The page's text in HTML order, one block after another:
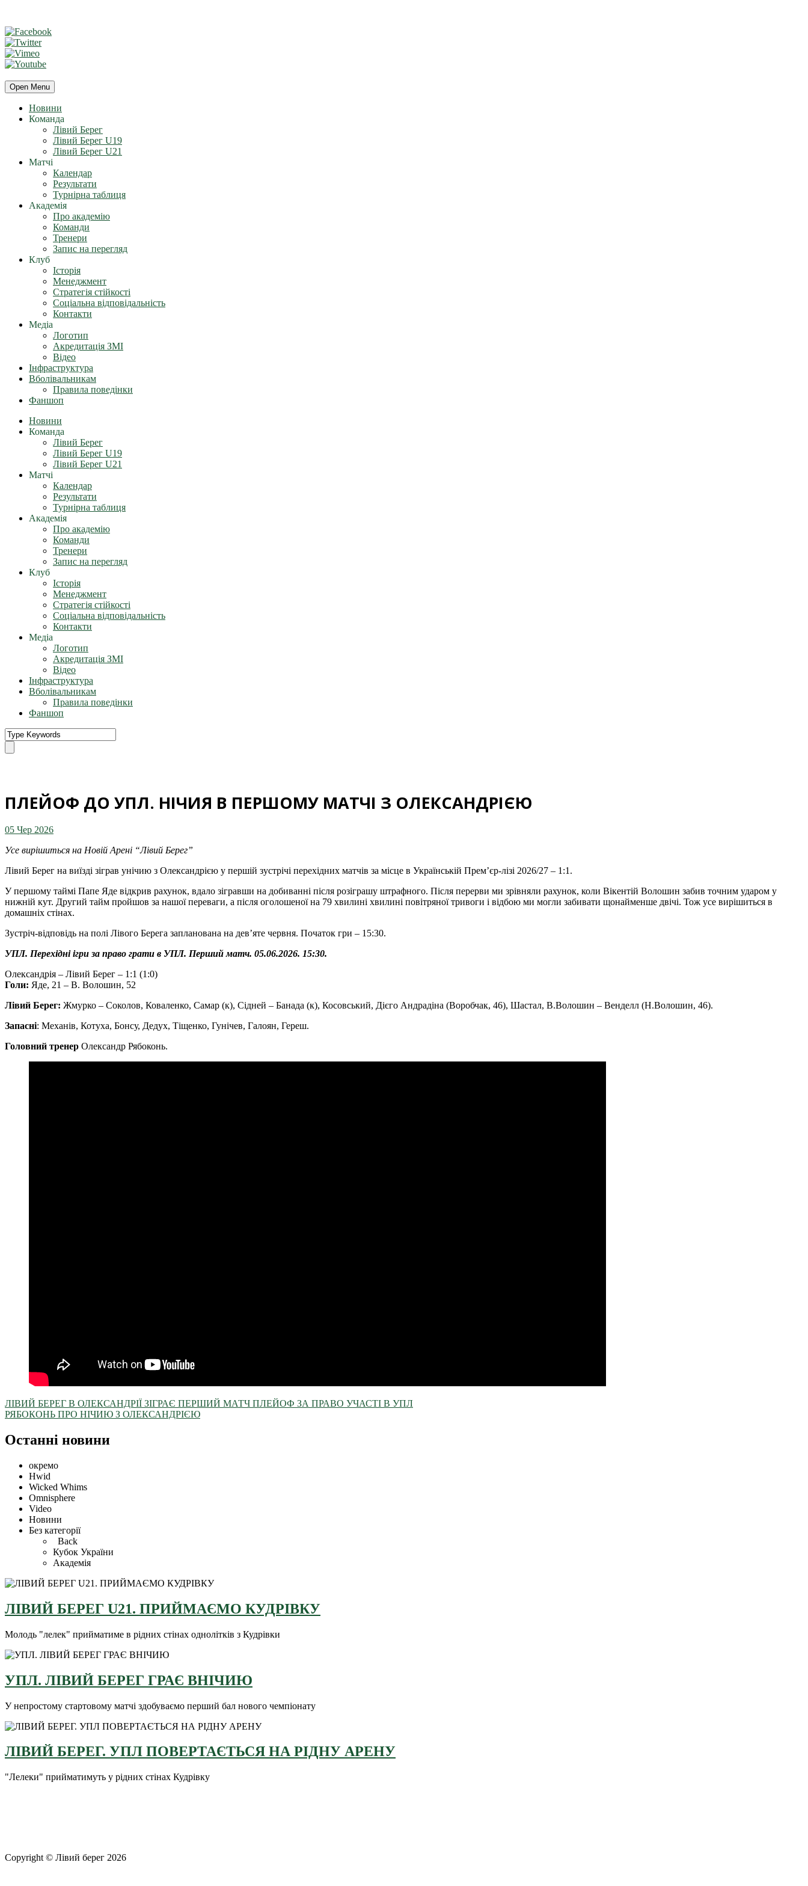
Open Menu
Новини
Команда
Лівий Берег
Лівий Берег U19
Лівий Берег U21
Матчі
Календар
Результати
Турнірна таблиця
Академія
Про академію
Команди
Тренери
Запис на перегляд
Клуб
Історія
Менеджмент
Стратегія стійкості
Соціальна відповідальність
Контакти
Медіа
Логотип
Акредитація ЗМІ
Відео
Інфраструктура
Вболівальникам
Правила поведінки
Фаншоп
Новини
Команда
Лівий Берег
Лівий Берег U19
Лівий Берег U21
Матчі
Календар
Результати
Турнірна таблиця
Академія
Про академію
Команди
Тренери
Запис на перегляд
Клуб
Історія
Менеджмент
Стратегія стійкості
Соціальна відповідальність
Контакти
Медіа
Логотип
Акредитація ЗМІ
Відео
Інфраструктура
Вболівальникам
Правила поведінки
Фаншоп
ПЛЕЙОФ ДО УПЛ. НІЧИЯ В ПЕРШОМУ МАТЧІ З ОЛЕКСАНДРІЄЮ
05 Чер 2026
Усе вирішиться на Новій Арені “Лівий Берег”
Лівий Берег на виїзді зіграв унічию з Олександрією у першій зустрічі перехідних матчів за місце в Українській Прем’єр-лізі 2026/27 – 1:1.
У першому таймі Папе Яде відкрив рахунок, вдало зігравши на добиванні після розіграшу штрафного. Після перерви ми зрівняли рахунок, коли Вікентій Волошин забив точним ударом у
нижній кут. Другий тайм пройшов за нашої переваги, а після оголошеної на 79 хвилині хвилині повітряної тривоги і відбою ми могли забивати щонайменше двічі. Тож усе вирішиться в
домашніх стінах.
Зустріч-відповідь на полі Лівого Берега запланована на дев’яте червня. Початок гри – 15:30.
УПЛ. Перехідні ігри за право грати в УПЛ. Перший матч. 05.06.2026. 15:30.
Олександрія – Лівий Берег – 1:1 (1:0)
Голи: Яде, 21 – В. Волошин, 52
Лівий Берег: Жмурко – Соколов, Коваленко, Самар (к), Сідней – Банада (к), Косовський, Дієго Андрадіна (Воробчак, 46), Шастал, В.Волошин – Венделл (Н.Волошин, 46).
Запасні: Механів, Котуха, Бонсу, Дедух, Тіщенко, Гунічев, Галоян, Гереш.
Головний тренер Олександр Рябоконь.
ЛІВИЙ БЕРЕГ В ОЛЕКСАНДРІЇ ЗІГРАЄ ПЕРШИЙ МАТЧ ПЛЕЙОФ ЗА ПРАВО УЧАСТІ В УПЛ
РЯБОКОНЬ ПРО НІЧИЮ З ОЛЕКСАНДРІЄЮ
Останні новини
окремо
Hwid
Wicked Whims
Omnisphere
Video
Новини
Без категорії
Back
Кубок України
Академія
ЛІВИЙ БЕРЕГ U21. ПРИЙМАЄМО КУДРІВКУ
Молодь "лелек" прийматиме в рідних стінах однолітків з Кудрівки
УПЛ. ЛІВИЙ БЕРЕГ ГРАЄ ВНІЧИЮ
У непростому стартовому матчі здобуваємо перший бал нового чемпіонату
ЛІВИЙ БЕРЕГ. УПЛ ПОВЕРТАЄТЬСЯ НА РІДНУ АРЕНУ
"Лелеки" прийматимуть у рідних стінах Кудрівку
Copyright © Лівий берег 2026